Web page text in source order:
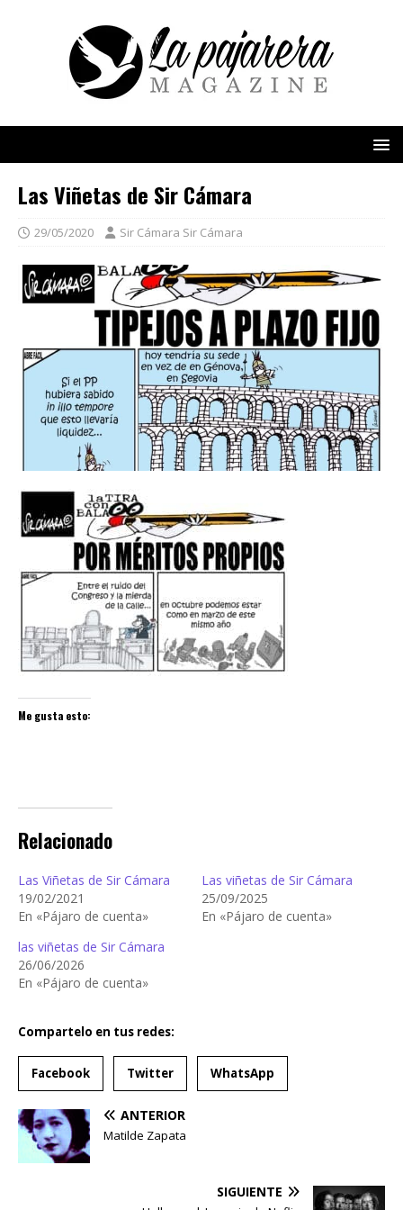
Las Viñetas de Sir Cámara
29/05/2020 Sir Cámara Sir Cámara
Me gusta esto:
Relacionado
Las Viñetas de Sir Cámara
19/02/2021
En «Pájaro de cuenta»
Las viñetas de Sir Cámara
25/09/2025
En «Pájaro de cuenta»
las viñetas de Sir Cámara
26/06/2026
En «Pájaro de cuenta»
Compartelo en tus redes:
Facebook Twitter WhatsApp
ANTERIOR
Matilde Zapata
SIGUIENTE